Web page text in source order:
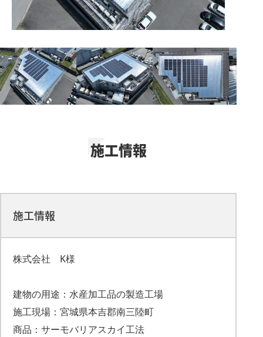
施工情報
施工情報
株式会社 K様
建物の用途：水産加工品の製造工場
施工現場：宮城県本吉郡南三陸町
商品：サーモバリアスカイ工法